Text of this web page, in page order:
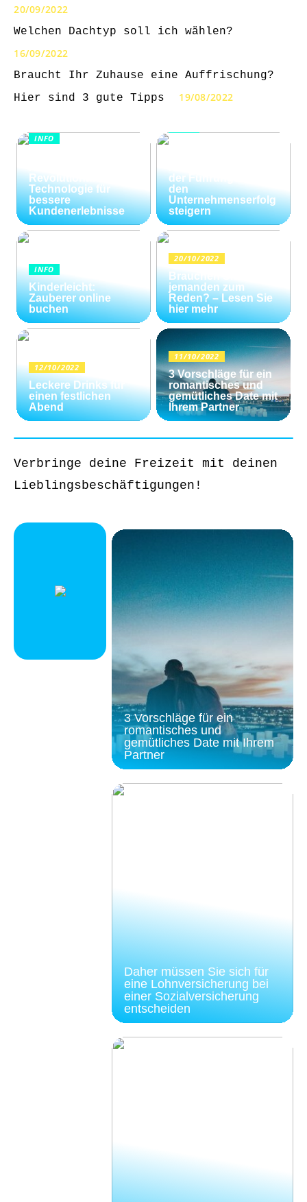
20/09/2022
Welchen Dachtyp soll ich wählen?
16/09/2022
Braucht Ihr Zuhause eine Auffrischung?
Hier sind 3 gute Tipps
19/08/2022
INFO
Revolutionäre
Technologie für
bessere
Kundenerlebnisse
der Führungskräfte
den
Unternehmenserfolg
steigern
INFO
Kinderleicht:
Zauberer online
buchen
20/10/2022
Brauchen Sie
jemanden zum
Reden? – Lesen Sie
hier mehr
12/10/2022
Leckere Drinks für
einen festlichen
Abend
11/10/2022
3 Vorschläge für ein
romantisches und
gemütliches Date mit
Ihrem Partner
Verbringe deine Freizeit mit deinen
Lieblingsbeschäftigungen!
3 Vorschläge für ein
romantisches und
gemütliches Date mit Ihrem
Partner
Daher müssen Sie sich für
eine Lohnversicherung bei
einer Sozialversicherung
entscheiden